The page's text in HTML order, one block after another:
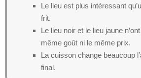
Le lieu est plus intéressant
frit.
Le lieu noir et le lieu jaune
même goût ni le même prix.
La cuisson change beaucoup
final.